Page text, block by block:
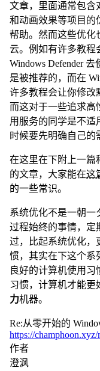
文章，里面通常包含
和动画效果等项目的
帮助。然而这些优化
云。例如有许多教程
Windows Defender
是被推荐的，而在
许多教程会让你修改
而这对于一些追求高
用服务的同学是不适
时候要先明确自己的
在这里在下附上一篇
的文章，大家能在这
的一些常识。
系统优化不是一朝一
过程始终的事情，定
过，比起系统优化，
惯，其实在下这个系
良好的计算机使用
习惯，计算机才能更
力机器。
Re:从零开始的
https://
作者
澄沨